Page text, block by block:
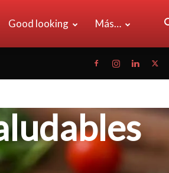
Good looking Más…